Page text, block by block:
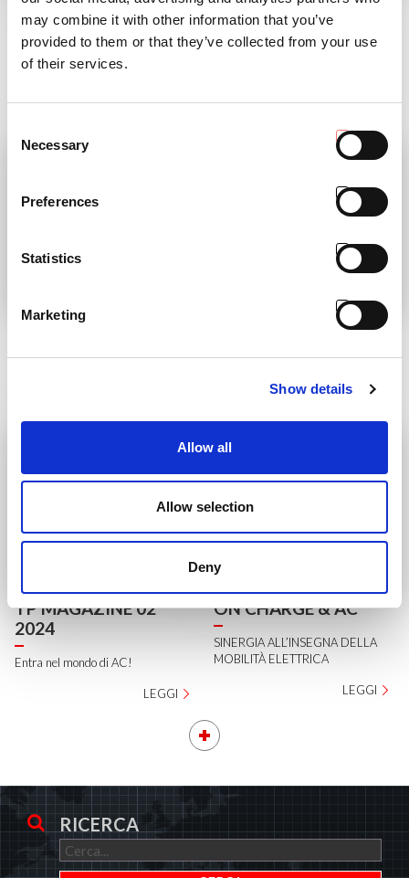
may combine it with other information that you’ve
provided to them or that they’ve collected from your use
of their services.
Selection
Necessary
Preferences
Statistics
Marketing
Show details
Allow all
Allow selection
Deny
per il progetto LIFE
ATENA
Il progetto LIFE ATENA compie un
GAMMA DI
SUPERCOMPATTI
LEGGI
MYPLANT & GARDEN
Siamo Presenti!
DISCOVER THE
TP MAGAZINE 02
2024
Entra nel mondo di AC!
LEGGI
ON CHARGE & AC
SINERGIA ALL’INSEGNA DELLA
MOBILITÀ ELETTRICA
LEGGI
RICERCA